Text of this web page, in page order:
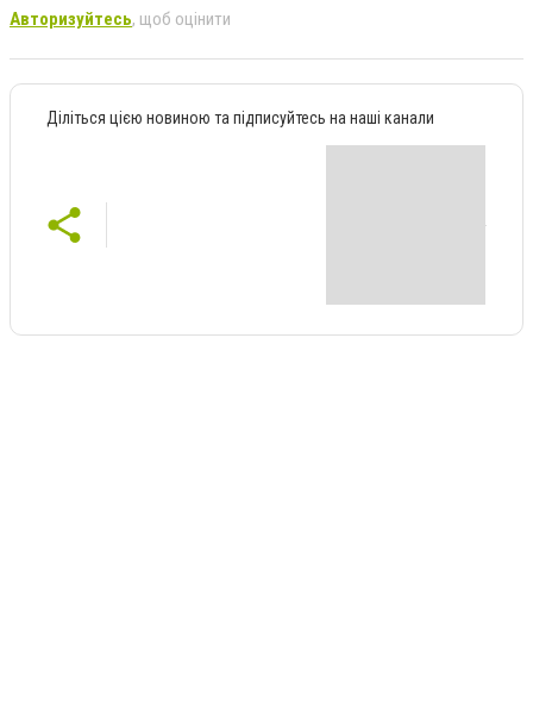
Авторизуйтесь, щоб оцінити
Діліться цією новиною та підписуйтесь на наші канали